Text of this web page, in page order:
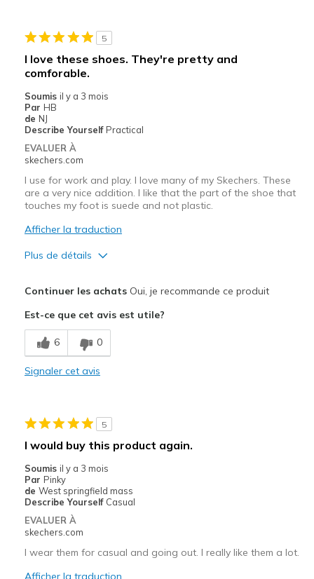
Les meilleures utilisations
Casual Wear
Going Out
Special Occasions
Travel
Width
Feels true to width
Sizing
Feels true to size
5
I love these shoes. They're pretty and
comforable.
Soumis il y a 3 mois
Par HB
de NJ
Describe Yourself Practical
EVALUER À
skechers.com
I use for work and play. I love many of my Skechers. These
are a very nice addition. I like that the part of the shoe that
touches my foot is suede and not plastic.
Afficher la traduction
Plus de détails
Breathe Well
Comfortable
Les meilleures utilisations
Going Out
Special Occasions
Travel
Width
Continuer les achatsOui, je recommande ce produit
Est-ce que cet avis est utile?
6 0
Signaler cet avis
5
I would buy this product again.
Soumis il y a 3 mois
Par Pinky
de West springfield mass
Describe Yourself Casual
EVALUER À
skechers.com
I wear them for casual and going out. I really like them a lot.
Afficher la traduction